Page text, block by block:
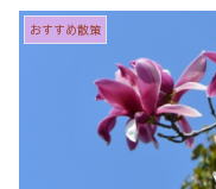
おすすめ散策